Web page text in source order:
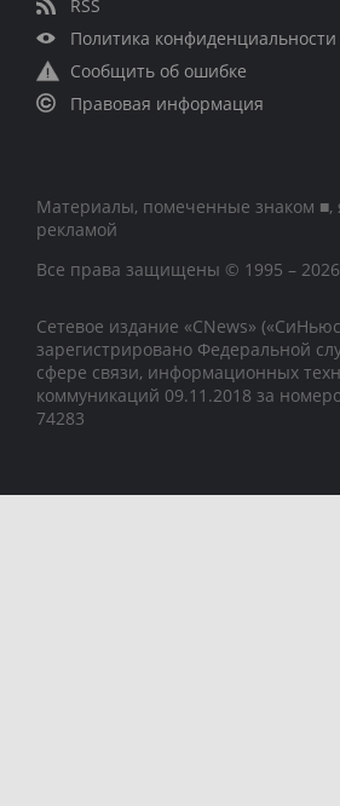
RSS
Политика конфиденциальности
Сообщить об ошибке
Правовая информация
Материалы, помеченные знаком ■,
рекламой
Все права защищены © 1995 – 2026
Сетевое издание «CNews»
зарегистрировано Федеральной
сфере связи, информационных
коммуникаций 09.11.2018 за
74283